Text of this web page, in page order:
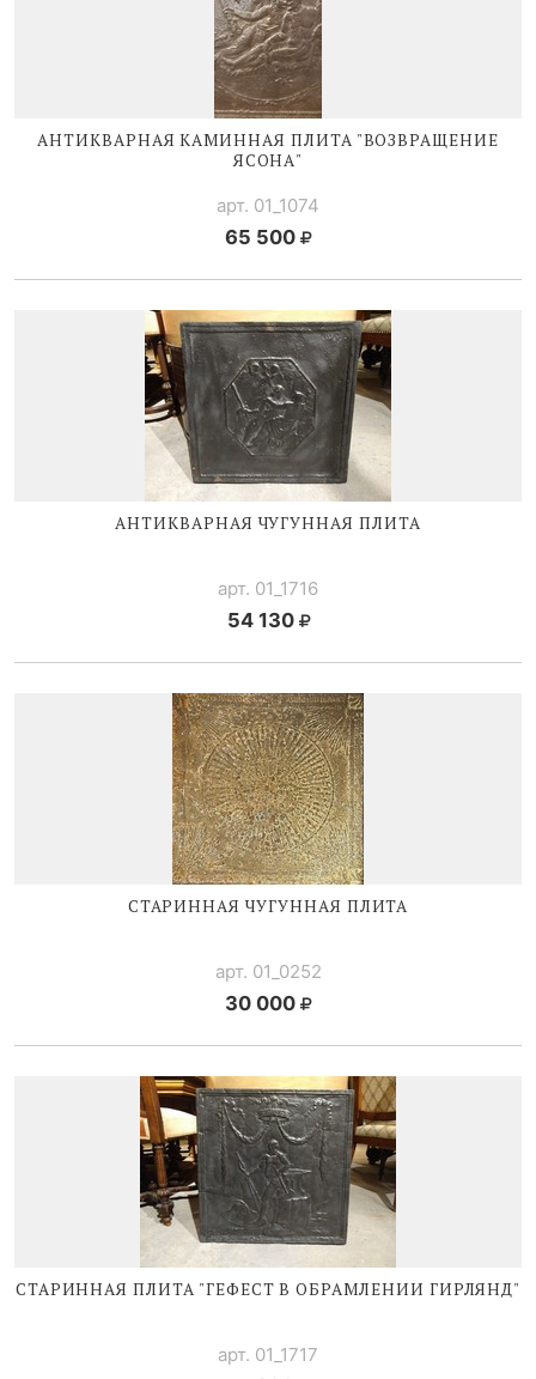
АНТИКВАРНАЯ КАМИННАЯ ПЛИТА "ВОЗВРАЩЕНИЕ
ЯСОНА"
арт. 01_1074
65 500
АНТИКВАРНАЯ ЧУГУННАЯ ПЛИТА
арт. 01_1716
54 130
СТАРИННАЯ ЧУГУННАЯ ПЛИТА
арт. 01_0252
30 000
СТАРИННАЯ ПЛИТА "ГЕФЕСТ В ОБРАМЛЕНИИ ГИРЛЯНД"
арт. 01_1717